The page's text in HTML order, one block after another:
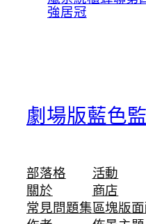
強居冠
劇場版藍色
部落格
關於
常見問題集
活動
商店
區塊版